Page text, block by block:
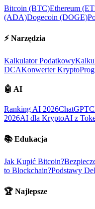
Bitcoin (BTC)Ethereum
(ADA)Dogecoin (DOGE)
⚡ Narzędzia
Kalkulator Podatkowy
DCAKonwerter Krypto
🤖 AI
Ranking AI 2026ChatGPT
2026AI dla KryptoAI z
📚 Edukacja
Jak Kupić Bitcoin?
to Blockchain?Podstawy
🏆 Najlepsze